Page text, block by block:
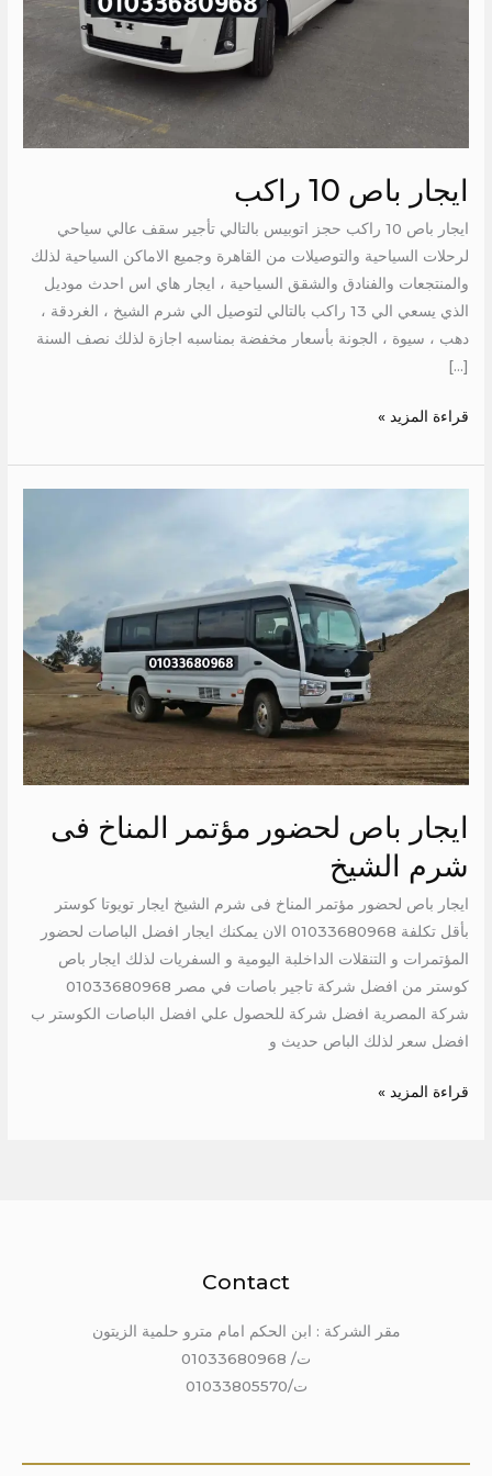
ايجار باص 10 راكب
ايجار باص 10 راكب حجز اتوبيس بالتالي تأجير سقف عالي سياحي
لرحلات السياحية والتوصيلات من القاهرة وجميع الاماكن السياحية لذلك
والمنتجعات والفنادق والشقق السياحية ، ايجار هاي اس احدث موديل
الذي يسعي الي 13 راكب بالتالي لتوصيل الي شرم الشيخ ، الغردقة ،
دهب ، سيوة ، الجونة بأسعار مخفضة بمناسبه اجازة لذلك نصف السنة
[…]
قراءة المزيد »
ايجار باص لحضور مؤتمر المناخ فى
شرم الشيخ
ايجار باص لحضور مؤتمر المناخ فى شرم الشيخ ايجار تويوتا كوستر
بأقل تكلفة 01033680968 الان يمكنك ايجار افضل الباصات لحضور
المؤتمرات و التنقلات الداخلبة اليومية و السفريات لذلك ايجار باص
كوستر من افضل شركة تاجير باصات في مصر 01033680968
شركة المصرية افضل شركة للحصول علي افضل الباصات الكوستر ب
افضل سعر لذلك الباص حديث و
باص
لحضور
مؤتمر
المناخ
فى
شرم
الشيخ
قراءة المزيد »
Contact
مقر الشركة : ابن الحكم امام مترو حلمية الزيتون
ت/ 01033680968
ت/01033805570